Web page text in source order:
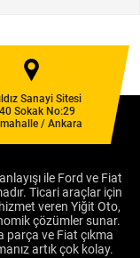
Sanayi Sitesi
Sokak No:29
/ Ankara
ile Ford ve Fiat
Ticari araçlar için
veren Yiğit Oto,
çözümler sunar.
parça ve Fiat çıkma
artık çok kolay.